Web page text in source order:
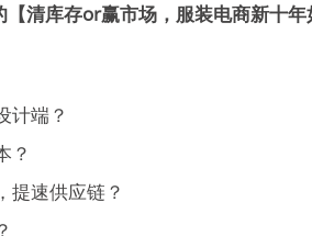
清库存or赢市场，服装电商新十年
计端？
？
提速供应链？